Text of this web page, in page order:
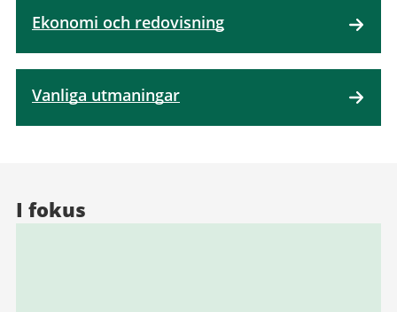
Ekonomi och redovisning
Vanliga utmaningar
I fokus